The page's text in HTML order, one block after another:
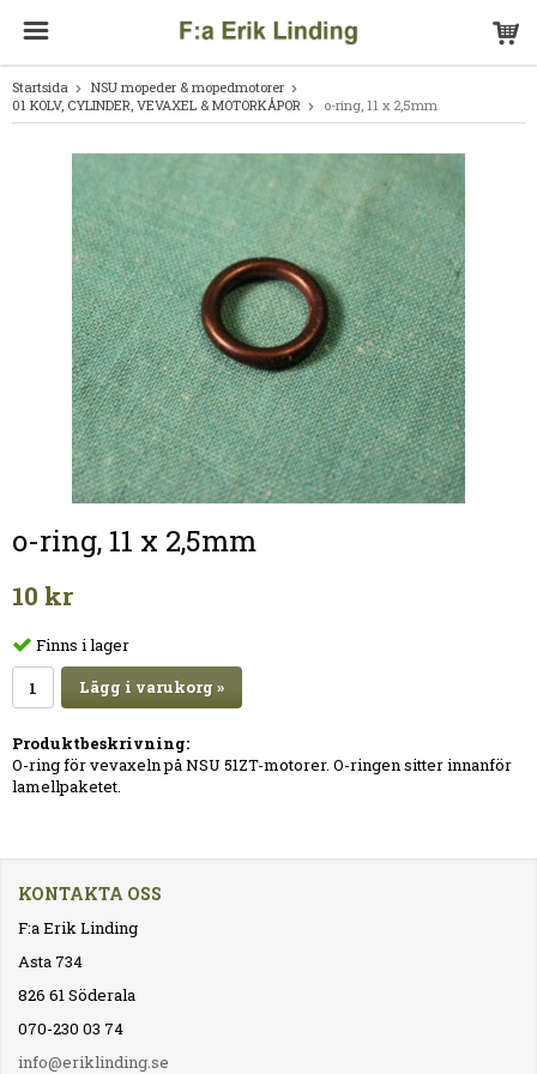
Startsida
NSU mopeder & mopedmotorer
01 KOLV, CYLINDER, VEVAXEL & MOTORKÅPOR
o-ring, 11 x 2,5mm
o-ring, 11 x 2,5mm
10 kr
Finns i lager
Lägg i varukorg »
Produktbeskrivning:
O-ring för vevaxeln på NSU 51ZT-motorer. O-ringen sitter innanför
lamellpaketet.
KONTAKTA OSS
F:a Erik Linding
Asta 734
826 61 Söderala
070-230 03 74
info@eriklinding.se